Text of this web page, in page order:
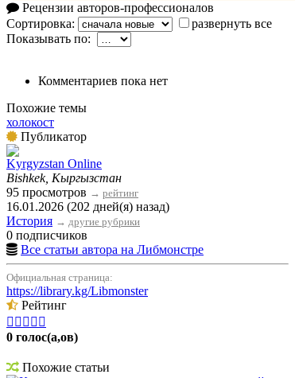
Рецензии авторов-профессионалов
Сортировка:
развернуть все
Показывать по:
Комментариев пока нет
Похожие темы
холокост
Публикатор
Kyrgyzstan Online
Bishkek, Кыргызстан
95 просмотров → рейтинг
16.01.2026 (202 дней(я) назад)
История → другие рубрики
0 подписчиков
Все статьи автора на Либмонстре
Официальная страница:
https://library.kg/Libmonster
Рейтинг
    
0 голос(а,ов)
Похожие статьи